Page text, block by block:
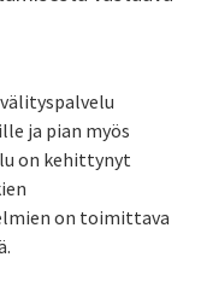
ja pian myös
on kehittynyt
on toimittava